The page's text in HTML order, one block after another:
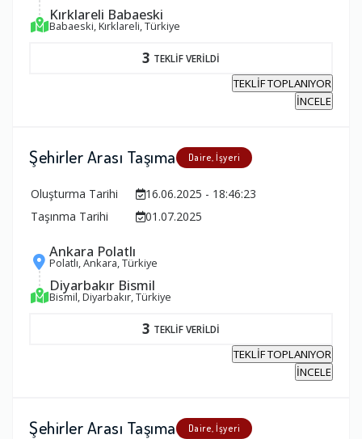
Kırklareli Babaeski
Babaeski, Kırklareli, Türkiye
3 TEKLİF VERİLDİ
TEKLİF TOPLANIYOR
İNCELE
Şehirler Arası Taşıma Daire, İşyeri
Oluşturma Tarihi
16.06.2025 - 18:46:23
Taşınma Tarihi
01.07.2025
Ankara Polatlı
Polatlı, Ankara, Türkiye
Diyarbakır Bismil
Bismil, Diyarbakır, Türkiye
3 TEKLİF VERİLDİ
TEKLİF TOPLANIYOR
İNCELE
Şehirler Arası Taşıma Daire, İşyeri